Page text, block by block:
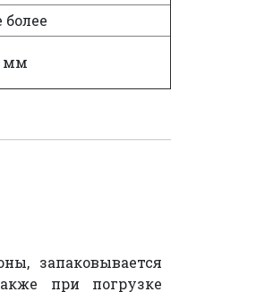
более
мм
запаковывается
при погрузке